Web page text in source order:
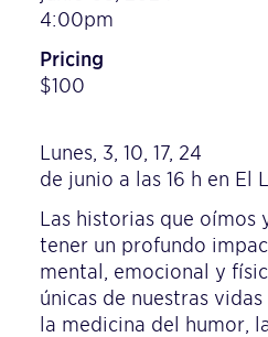
4:00pm
Pricing
$100
Lunes, 3, 10, 17, 24
de junio a las 16 h en El
Las historias que oímos
tener un profundo
mental, emocional y
únicas de nuestras
la medicina del humor,